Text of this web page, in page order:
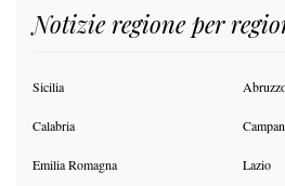
Notizie regione per
Sicilia
Calabria
Emilia Romagna Lazio